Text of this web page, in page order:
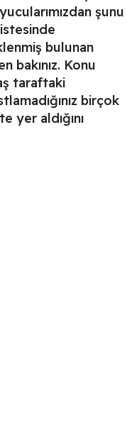
şunu
bulunan
bakınız. Konu
taraftaki
birçok
yer aldığını